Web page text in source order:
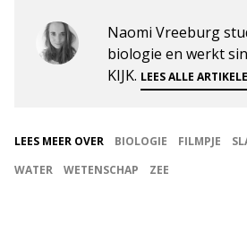
Naomi Vreeburg
biologie en werkt
KIJK. LEES ALLE
LEES MEER OVER BIOLOGIE FILMPJE
WATER
WETENSCHAP ZEE